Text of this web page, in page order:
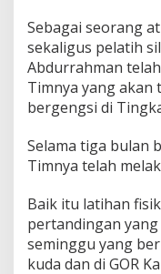
Sebagai seorang
sekaligus pelatih
Abdurrahman
Timnya yang akan
bergengsi di
Selama tiga bulan
Timnya telah
Baik itu latihan
pertandingan
seminggu yang
kuda dan di GOR